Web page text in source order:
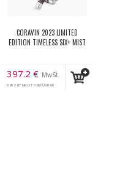
CORAVIN 2023 LIMITED
EDITION TIMELESS SIX+ MIST
397.2 € MwSt.
DERZEIT NICHT VERFÜGBAR